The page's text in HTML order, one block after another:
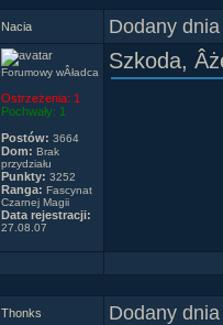
Nacia Dodany
Forumowy wÂładca
Ostrzeżenia: 1
Pochwały: 1
Postów: 3664
Dom: Brak
przydziału
Punkty: 3252
Ranga: Fascynat
Czarnej Magii
Data rejestracji:
27.08.07
Szkoda,
Thonks Dodany